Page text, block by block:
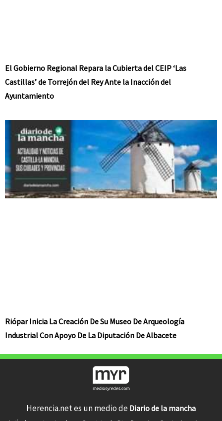
El Gobierno Regional Repara la Cubierta del CEIP ‘Las
Castillas’ de Torrejón del Rey Ante la Inacción del
Ayuntamiento
Riópar Inicia La Creación De Su Museo De Arqueología
Industrial Con Apoyo De La Diputación De Albacete
Herencia.net es un medio de Diario de la mancha